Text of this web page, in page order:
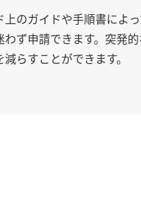
上のガイドや手順書によ
わず申請できます。突発
減らすことができます。